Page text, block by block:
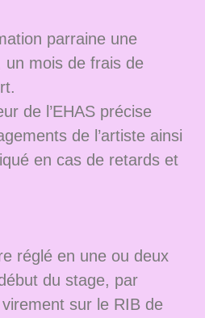
parraine une
un mois de frais de
de l’EHAS précise
de l’artiste ainsi
en cas de retards et
réglé en une ou deux
du stage, par
sur le RIB de